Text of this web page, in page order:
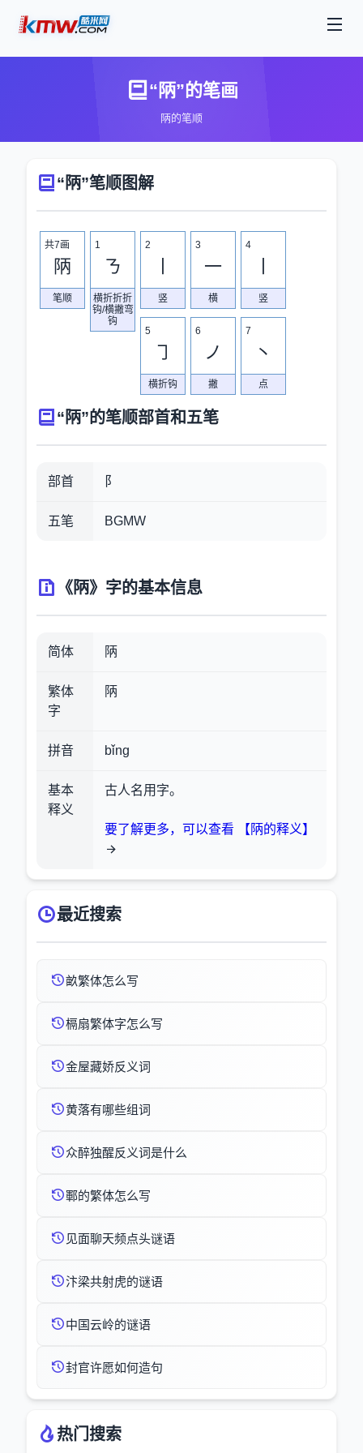
“陃”的笔画
陃的笔顺
“陃”笔顺图解
共7画
陃
笔顺
1
ㄋ
横折折折
钩/横撇弯
钩
2
竖
3
一
横
4
竖
5
㇆
横折钩
6
ノ
撇
7
丶
点
“陃”的笔顺部首和五笔
部首 阝
五笔 BGMW
《陃》字的基本信息
简体 陃
繁体
字
陃
拼音 bǐng
基本
释义
古人名用字。
要了解更多，可以查看 【陃的释义】
最近搜索
畝繁体怎么写
槅扇繁体字怎么写
金屋藏娇反义词
黄落有哪些组词
众醉独醒反义词是什么
鄆的繁体怎么写
见面聊天频点头谜语
汴梁共射虎的谜语
中国云岭的谜语
封官许愿如何造句
热门搜索